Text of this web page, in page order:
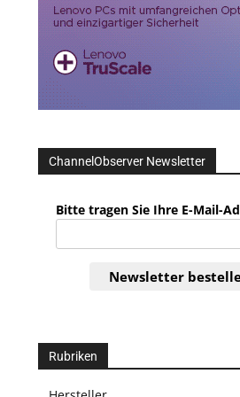
ChannelObserver Newsletter
Bitte tragen Sie Ihre E-Mail-
Newsletter
Rubriken